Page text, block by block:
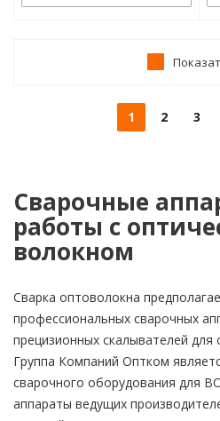
1 2 3
Сварочные
работы с
волокном
Сварка оптоволокна
профессиональных сварочных
прецизионных скалывателей для
Группа Компаний Оптком
сварочного оборудования для
аппараты ведущих